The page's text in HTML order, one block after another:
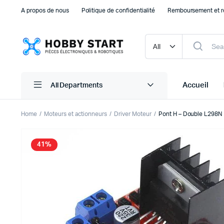
A propos de nous Politique de confidentialité Remboursement et
All Departments Accueil
Plaque d’essais Breadboard et PCB
Accessoires Raspberry Pi
Autre Electronique
Composants Electroniques
Home Moteurs et actionneurs Driver Moteur Pont H – Double L298N
41%